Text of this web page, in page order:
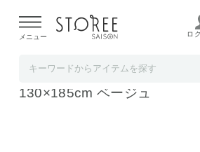
よる配送遅延が発生しております。
メニュー ロ
マイクロファイバーシャギ
130×185cm ベージュ